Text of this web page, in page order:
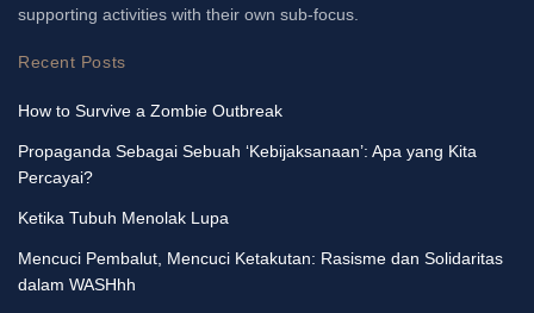
supporting activities with their own sub-focus.
Recent Posts
How to Survive a Zombie Outbreak
Propaganda Sebagai Sebuah ‘Kebijaksanaan’: Apa yang Kita
Percayai?
Ketika Tubuh Menolak Lupa
Mencuci Pembalut, Mencuci Ketakutan: Rasisme dan Solidaritas
dalam WASHhh